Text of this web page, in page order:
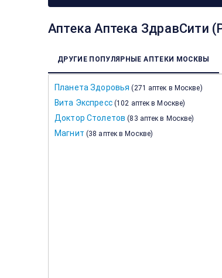
Аптека Аптека ЗдравСити
ДРУГИЕ ПОПУЛЯРНЫЕ АПТЕКИ МОСКВЫ
Планета Здоровья (271 аптек в Москве)
Вита Экспресс (102 аптек в Москве)
Доктор Столетов (83 аптек в Москве)
Магнит (38 аптек в Москве)